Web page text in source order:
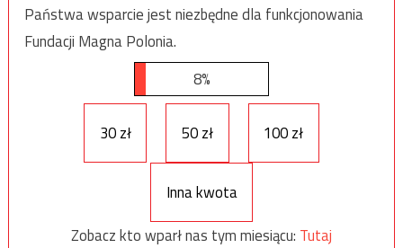
Państwa wsparcie jest niezbędne dla funkcjonowania
Fundacji Magna Polonia.
8%
30 zł 50 zł 100 zł
Inna kwota
Zobacz kto wparł nas tym miesiącu: Tutaj